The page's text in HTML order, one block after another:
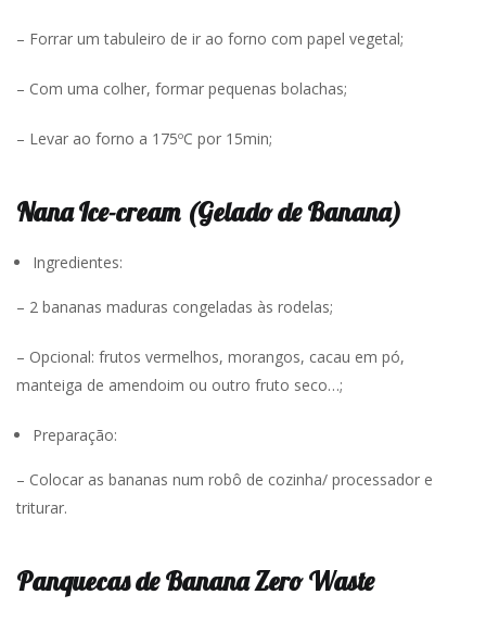
– Forrar um tabuleiro de ir ao forno com papel vegetal;
– Com uma colher, formar pequenas bolachas;
– Levar ao forno a 175ºC por 15min;
Nana Ice-cream (Gelado de Banana)
Ingredientes:
– 2 bananas maduras congeladas às rodelas;
– Opcional: frutos vermelhos, morangos, cacau em pó,
manteiga de amendoim ou outro fruto seco…;
Preparação:
– Colocar as bananas num robô de cozinha/ processador e
triturar.
Panquecas de Banana Zero Waste